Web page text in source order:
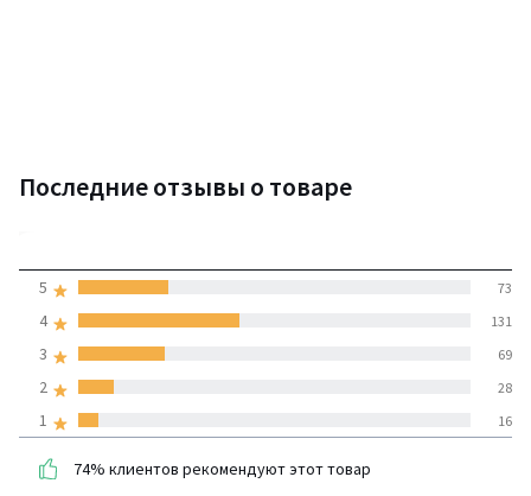
Последние отзывы о товаре
средняя оценка
детализация
1 16
2 28
3 69
4 131
5 73
74% клиентов рекомендуют этот товар